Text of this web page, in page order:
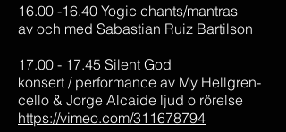
16.00 -16.40 Yogic chants/mantras
av och med Sabastian Ruiz Bartilson
17.00 - 17.45 Silent God
konsert / performance av My Hellgren-
cello & Jorge Alcaide ljud o rörelse
https://vimeo.com/311678794